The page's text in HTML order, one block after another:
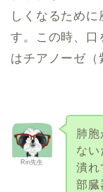
しくなるため
す。この時、口
はチアノーゼ（
Rin先生
肺
な
潰れ
部臓